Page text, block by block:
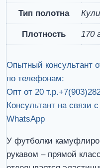
Тип полотна
Плотность 170
Опытный консультант
по телефонам:
Опт от 20
Консультант на связи
WhatsApp
У футболки
рукавом – прямой